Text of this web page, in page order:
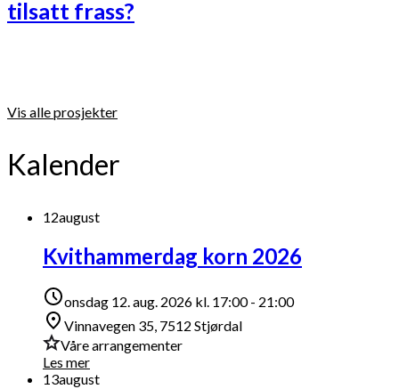
tilsatt frass?
Vis alle prosjekter
Kalender
12august
Kvithammerdag korn 2026
onsdag 12. aug. 2026 kl. 17:00 - 21:00
Vinnavegen 35, 7512 Stjørdal
Våre arrangementer
Les mer
13august